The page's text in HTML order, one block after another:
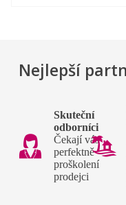
Nejlepší
Skuteční
odborníci
Čekají vás
perfektně
proškolení
prodejci